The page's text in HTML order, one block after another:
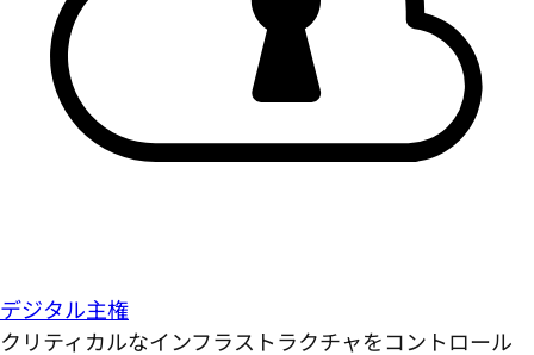
デジタル主権
クリティカルなインフラストラクチャをコントロール